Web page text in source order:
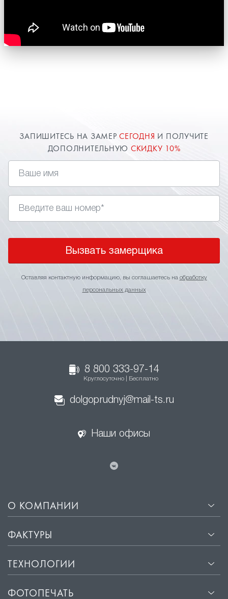
ЗАПИШИТЕСЬ НА ЗАМЕРСЕГОДНЯ И ПОЛУЧИТЕ
ДОПОЛНИТЕЛЬНУЮ СКИДКУ 10%
Вызвать замерщика
Оставляя контактную информацию, вы соглашаетесь на обработку
персональных данных
8 800 333-97-14
Круглосуточно | Бесплатно
dolgoprudnyj@mail-ts.ru
Наши офисы
О КОМПАНИИ
ФАКТУРЫ
ТЕХНОЛОГИИ
ФОТОПЕЧАТЬ